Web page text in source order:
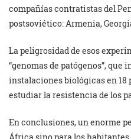
compañías contratistas del
postsoviético: Armenia,
La peligrosidad de esos
“genomas de patógenos”, que
instalaciones biológicas en 18
estudiar la resistencia de los
En conclusiones, un enorme